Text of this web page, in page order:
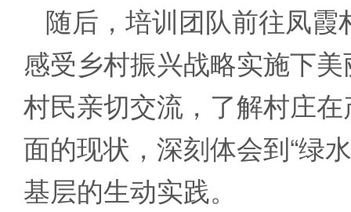
随后，培训团队前往凤
感受乡村振兴战略实施下
村民亲切交流，了解村庄
面的现状，深刻体会到“绿
基层的生动实践。